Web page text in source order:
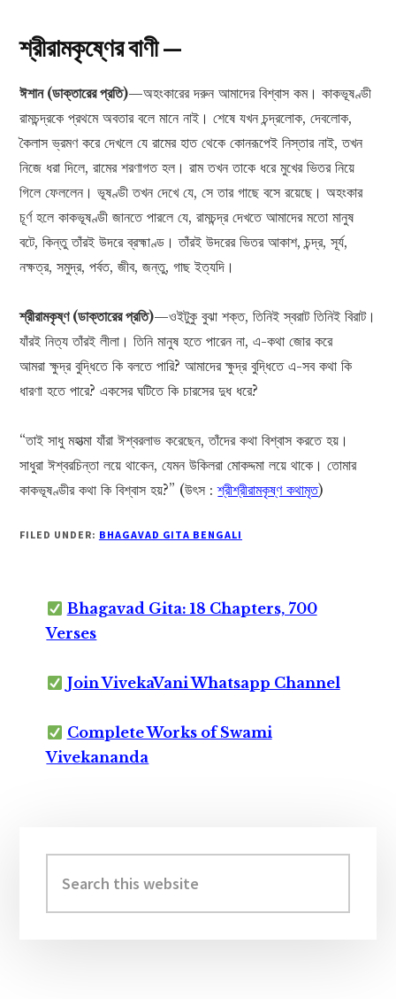
শ্রীরামকৃষ্ণের বাণী —
ঈশান (ডাক্তারের প্রতি)—অহংকারের দরুন আমাদের বিশ্বাস কম। কাকভূষণ্ডী
রামচন্দ্রকে প্রথমে অবতার বলে মানে নাই। শেষে যখন চন্দ্রলোক, দেবলোক,
কৈলাস ভ্রমণ করে দেখলে যে রামের হাত থেকে কোনরূপেই নিস্তার নাই, তখন
নিজে ধরা দিলে, রামের শরণাগত হল। রাম তখন তাকে ধরে মুখের ভিতর নিয়ে
গিলে ফেললেন। ভূষণ্ডী তখন দেখে যে, সে তার গাছে বসে রয়েছে। অহংকার
চূর্ণ হলে কাকভূষণ্ডী জানতে পারলে যে, রামচন্দ্র দেখতে আমাদের মতো মানুষ
বটে, কিন্তু তাঁরই উদরে ব্রহ্মাণ্ড। তাঁরই উদরের ভিতর আকাশ, চন্দ্র, সূর্য,
নক্ষত্র, সমুদ্র, পর্বত, জীব, জন্তু, গাছ ইত্যদি।
শ্রীরামকৃষ্ণ (ডাক্তারের প্রতি)—ওইটুকু বুঝা শক্ত, তিনিই স্বরাট তিনিই বিরাট।
যাঁরই নিত্য তাঁরই লীলা। তিনি মানুষ হতে পারেন না, এ-কথা জোর করে
আমরা ক্ষুদ্র বুদ্ধিতে কি বলতে পারি? আমাদের ক্ষুদ্র বুদ্ধিতে এ-সব কথা কি
ধারণা হতে পারে? একসের ঘটিতে কি চারসের দুধ ধরে?
“তাই সাধু মহাত্মা যাঁরা ঈশ্বরলাভ করেছেন, তাঁদের কথা বিশ্বাস করতে হয়।
সাধুরা ঈশ্বরচিন্তা লয়ে থাকেন, যেমন উকিলরা মোকদ্দমা লয়ে থাকে। তোমার
কাকভূষণ্ডীর কথা কি বিশ্বাস হয়?” (উৎস :শ্রীশ্রীরামকৃষ্ণ কথামৃত)
FILED UNDER: BHAGAVAD GITA BENGALI
Bhagavad Gita: 18 Chapters, 700
Verses
Join VivekaVani Whatsapp Channel
Complete Works of Swami
Vivekananda
Sidebar
this
website